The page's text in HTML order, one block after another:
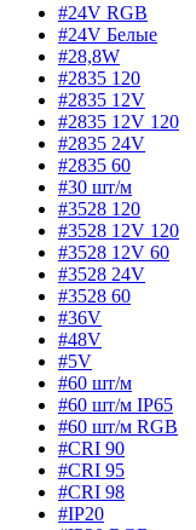
#24V RGB
#24V Белые
#28,8W
#2835 120
#2835 12V
#2835 12V 120
#2835 24V
#2835 60
#30 шт/м
#3528 120
#3528 12V 120
#3528 12V 60
#3528 24V
#3528 60
#36V
#48V
#5V
#60 шт/м
#60 шт/м IP65
#60 шт/м RGB
#CRI 90
#CRI 95
#CRI 98
#IP20